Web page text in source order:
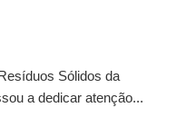
Sólidos da
a dedicar atenção...